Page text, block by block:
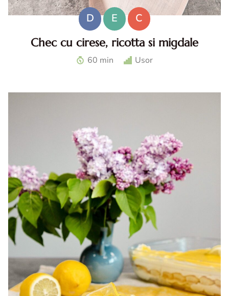
D E
C
Chec cu cirese, ricotta si migdale
Chec cu cirese. Chec cu ricotta. Desert cu cirese. Reteta
chec pufos cu cirese. Chec de casa cu cirese. Prajitura cu
60 min Usor